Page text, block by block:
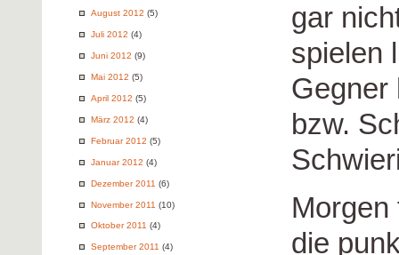
August 2012 (5)
Juli 2012 (4)
Juni 2012 (9)
Mai 2012 (5)
April 2012 (5)
März 2012 (4)
Februar 2012 (5)
Januar 2012 (4)
Dezember 2011 (6)
November 2011 (10)
Oktober 2011 (4)
September 2011 (4)
gar
spielen
Gegner
bzw.
die